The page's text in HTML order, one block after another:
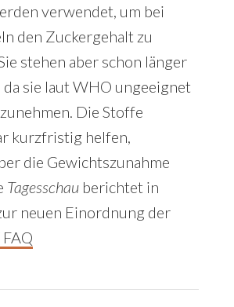
verwendet, um bei
den Zuckergehalt zu
stehen aber schon länger
sie laut WHO ungeeignet
Die Stoffe
kurzfristig helfen,
die Gewichtszunahme
Tagesschauberichtet in
neuen Einordnung der